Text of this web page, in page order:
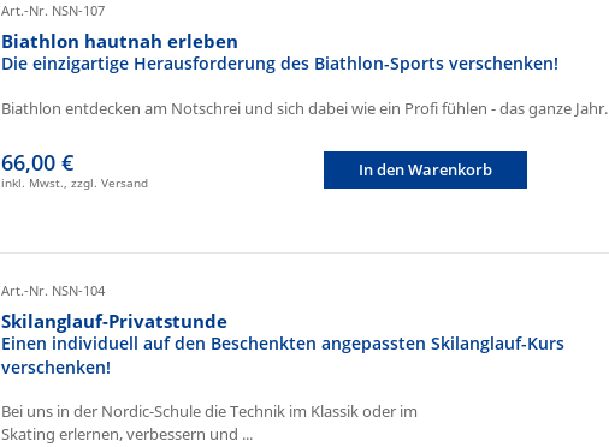
Art.-Nr. NSN-107
Biathlon hautnah erleben
Die einzigartige Herausforderung des Biathlon-Sports verschenken!
Biathlon entdecken am Notschrei und sich dabei wie ein Profi fühlen - das ganze Jahr.
66,00 €
inkl. Mwst., zzgl. Versand
In den Warenkorb
Art.-Nr. NSN-104
Skilanglauf-Privatstunde
Einen individuell auf den Beschenkten angepassten Skilanglauf-Kurs
verschenken!
Bei uns in der Nordic-Schule die Technik im Klassik oder im
Skating erlernen, verbessern und ...